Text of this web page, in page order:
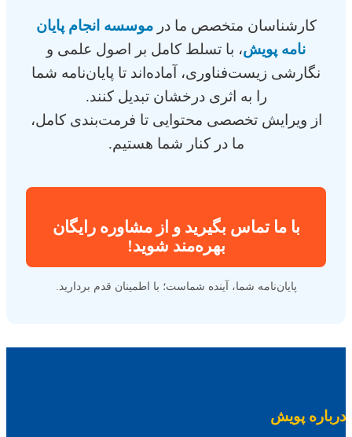
کارشناسان متخصص ما در موسسه انجام پایان
نامه پویش، با تسلط کامل بر اصول علمی و
نگارشی زیست‌فناوری، آماده‌اند تا پایان‌نامه شما
را به اثری درخشان تبدیل کنند.
از ویرایش تخصصی محتوایی تا فرمت‌بندی کامل،
ما در کنار شما هستیم.
با ما تماس بگیرید و از مشاوره رایگان
بهره‌مند شوید!
پایان‌نامه شما، آینده شماست؛ با اطمینان قدم بردارید.
پویش